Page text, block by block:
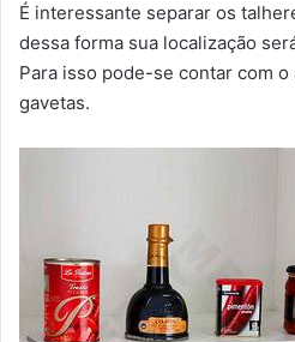
É interessante separar os
dessa forma sua localização
Para isso pode-se contar com
gavetas.